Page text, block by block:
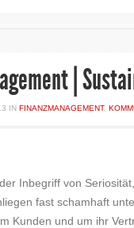
|
IN FINANZMANAGEMENT,
Inbegriff von
fast schamhaft
Kunden und um ihr